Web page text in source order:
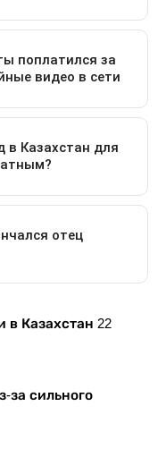
в Казахстан 22
за сильного